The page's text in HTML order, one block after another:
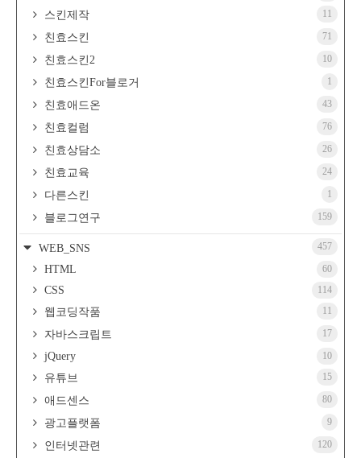
스킨제작 11
친효스킨 71
친효스킨2 10
친효스킨For블로거 1
친효애드온 43
친효컬럼 76
친효상담소 26
친효교육 24
다른스킨 1
블로그연구 159
WEB_SNS 457
HTML 60
CSS 114
웹코딩작품 11
자바스크립트 17
jQuery 10
유튜브 15
애드센스 80
광고플랫폼 9
인터넷관련 120